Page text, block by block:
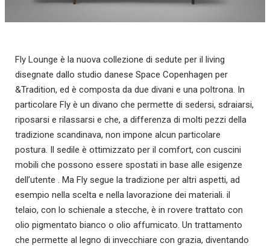
Fly Lounge è la nuova collezione di sedute per il living
disegnate dallo studio danese Space Copenhagen per
&Tradition, ed è composta da due divani e una poltrona. In
particolare Fly è un divano che permette di sedersi, sdraiarsi,
riposarsi e rilassarsi e che, a differenza di molti pezzi della
tradizione scandinava, non impone alcun particolare
postura. Il sedile è ottimizzato per il comfort, con cuscini
mobili che possono essere spostati in base alle esigenze
dell’utente . Ma Fly segue la tradizione per altri aspetti, ad
esempio nella scelta e nella lavorazione dei materiali. il
telaio, con lo schienale a stecche, è in rovere trattato con
olio pigmentato bianco o olio affumicato. Un trattamento
che permette al legno di invecchiare con grazia, diventando